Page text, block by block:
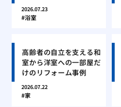
2026.07.23
浴室
高齢者の自立を支える和
室から洋室への一部屋だ
けのリフォーム事例
2026.07.22
家